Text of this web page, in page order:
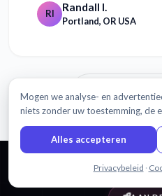
RI Randall I.
Portland, OR USA
Lees meer
Mogen we analyse- en
niets zonder uw toestemming, de
Alles accepteren
Privacybeleid ·